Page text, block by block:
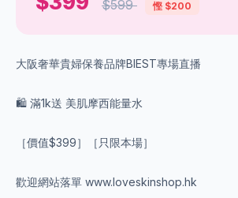
$599 慳 $200
大阪奢華貴婦保養品牌BIEST專場直播
🛍 滿1k送 美肌摩西能量水
［價值$399］［只限本場］
歡迎網站落單 www.loveskinshop.hk